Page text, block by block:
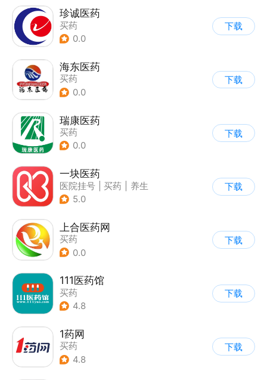
珍诚医药
买药
0.0
下载
海东医药
买药
0.0
下载
瑞康医药
买药
0.0
下载
一块医药
医院挂号 买药
养生
5.0
下载
上合医药网
买药
0.0
下载
111医药馆
买药
4.8
下载
1药网
买药
4.8
下载